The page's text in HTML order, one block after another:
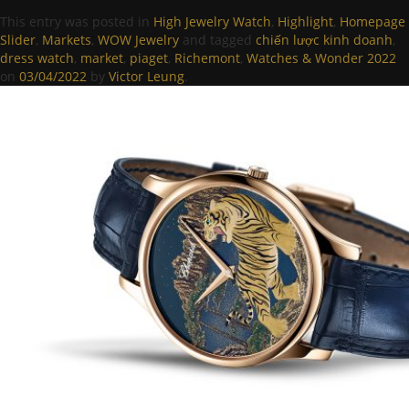
This entry was posted in High Jewelry Watch, Highlight, Homepage
Slider, Markets, WOW Jewelry and tagged chiến lược kinh doanh,
dress watch, market, piaget, Richemont, Watches & Wonder 2022
on 03/04/2022 by Victor Leung.